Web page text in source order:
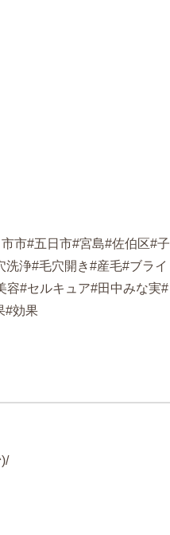
市#五日市#宮島#佐伯区#子
浄#毛穴開き#産毛#ブライ
容#セルキュア#田中みな実#
#効果